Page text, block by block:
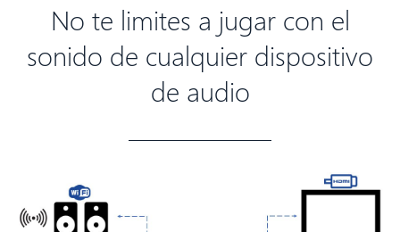
No te limites a jugar con el
sonido de cualquier dispositivo
de audio